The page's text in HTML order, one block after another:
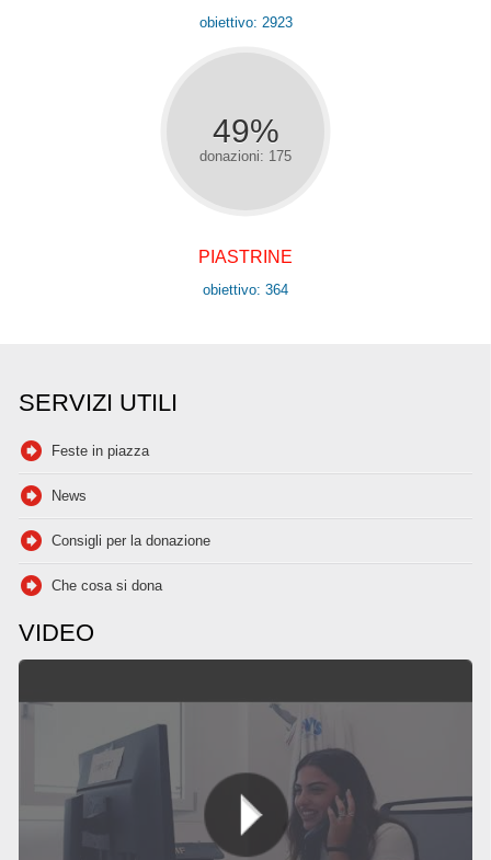
obiettivo: 2923
49%
donazioni: 175
PIASTRINE
obiettivo: 364
SERVIZI UTILI
Feste in piazza
News
Consigli per la donazione
Che cosa si dona
VIDEO